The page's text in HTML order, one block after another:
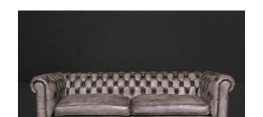
mehrere
können
auf
der
Produktseite